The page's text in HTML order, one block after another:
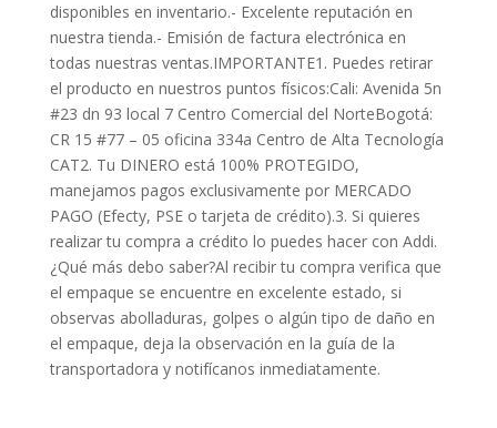
disponibles en inventario.- Excelente reputación en
nuestra tienda.- Emisión de factura electrónica en
todas nuestras ventas.IMPORTANTE1. Puedes retirar
el producto en nuestros puntos físicos:Cali: Avenida 5n
#23 dn 93 local 7 Centro Comercial del NorteBogotá:
CR 15 #77 – 05 oficina 334a Centro de Alta Tecnología
CAT2. Tu DINERO está 100% PROTEGIDO,
manejamos pagos exclusivamente por MERCADO
PAGO (Efecty, PSE o tarjeta de crédito).3. Si quieres
realizar tu compra a crédito lo puedes hacer con Addi.
¿Qué más debo saber?Al recibir tu compra verifica que
el empaque se encuentre en excelente estado, si
observas abolladuras, golpes o algún tipo de daño en
el empaque, deja la observación en la guía de la
transportadora y notifícanos inmediatamente.